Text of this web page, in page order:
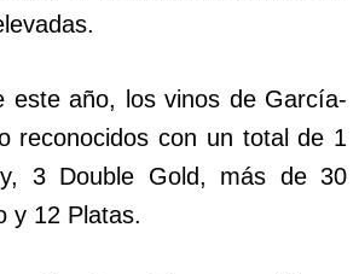
este año, los vinos de García-
reconocidos con un total de 1
3 Double Gold, más de 30
y 12 Platas.